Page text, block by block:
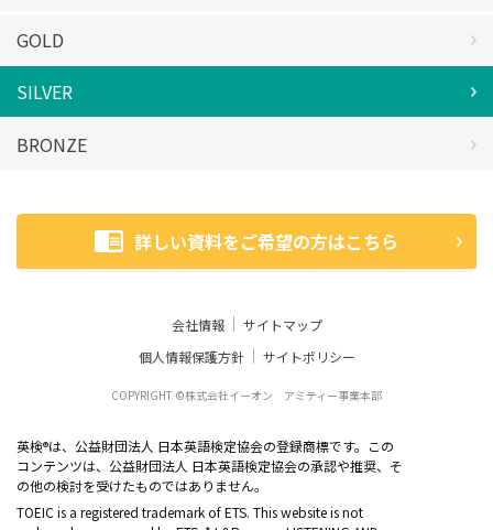
GOLD
SILVER
BRONZE
詳しい資料をご希望の方はこちら
会社情報
サイトマップ
個人情報保護方針
サイトポリシー
COPYRIGHT ©株式会社イーオン アミティー事業本部
英検®は、公益財団法人 日本英語検定協会の登録商標です。この
コンテンツは、公益財団法人 日本英語検定協会の承認や推奨、そ
の他の検討を受けたものではありません。
TOEIC is a registered trademark of ETS. This website is not